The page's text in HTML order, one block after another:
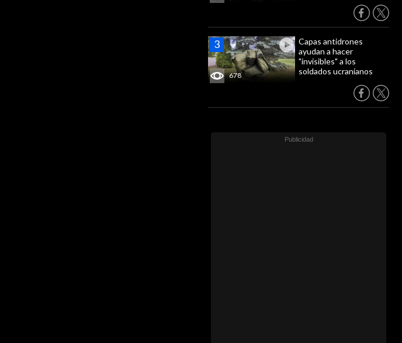
678
Capas antidrones
ayudan a hacer
"invisibles" a los
soldados ucranianos